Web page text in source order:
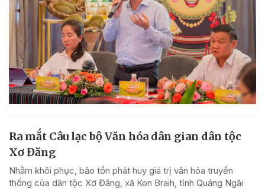
Ra mắt Câu lạc bộ Văn hóa dân gian dân tộc
Xơ Đăng
Nhằm khôi phục, bảo tồn phát huy giá trị văn hóa truyền
thống của dân tộc Xơ Đăng, xã Kon Braih, tỉnh Quảng Ngãi